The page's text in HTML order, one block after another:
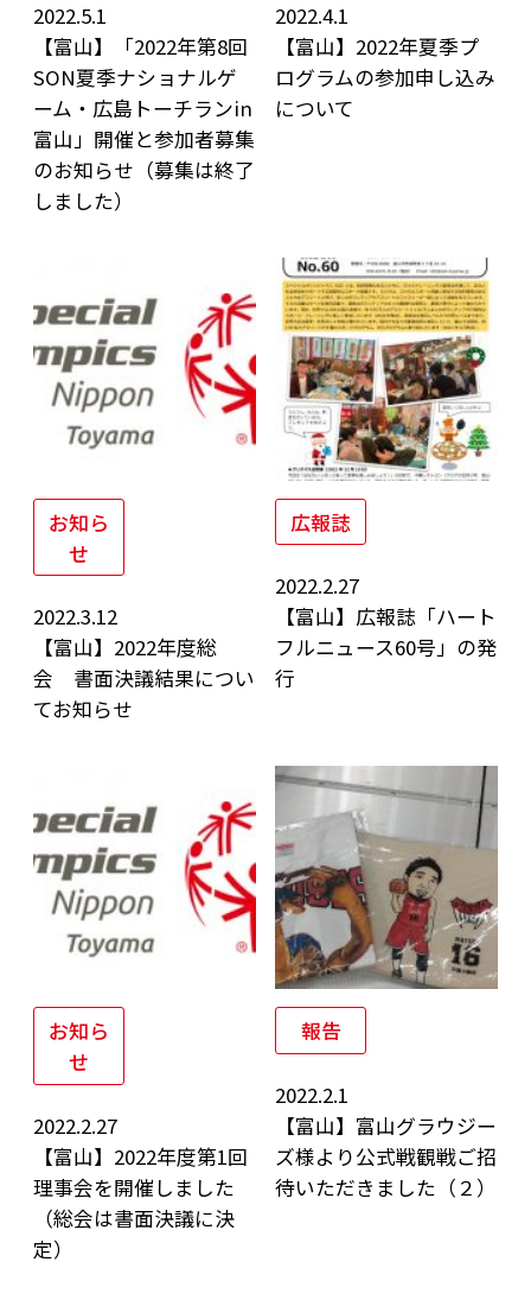
2022.5.1
【富山】「2022年第8回
SON夏季ナショナルゲ
ーム・広島トーチランin
富山」開催と参加者募集
のお知らせ（募集は終了
しました）
2022.4.1
【富山】2022年夏季プ
ログラムの参加申し込み
について
お知ら
せ
2022.3.12
【富山】2022年度総
会 書面決議結果につい
てお知らせ
広報誌
2022.2.27
【富山】広報誌「ハート
フルニュース60号」の発
行
お知ら
せ
2022.2.27
【富山】2022年度第1回
理事会を開催しました
（総会は書面決議に決
定）
報告
2022.2.1
【富山】富山グラウジー
ズ様より公式戦観戦ご招
待いただきました（２）